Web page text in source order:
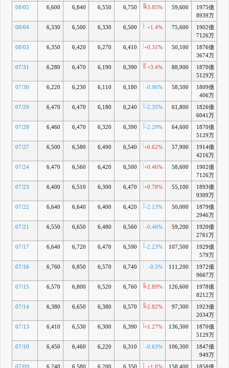
08/05 6,600 6,840 6,550 6,750 +3.85% 59,600
1975億
8939万
08/04
6,330 6,500 6,330 6,500 +1.4% 75,600
1902億
7126万
08/03 6,350 6,420 6,270 6,410 +0.31% 50,100
1876億
3674万
07/31 6,280 6,470 6,190 6,390 +3.4% 88,900
1870億
5129万
07/30 6,220 6,230 6,110 6,180 -0.96% 58,500
1809億
406万
07/29 6,470 6,470 6,180 6,240 -2.35% 61,800
1826億
6041万
07/28 6,460 6,470 6,320 6,390 -2.29% 64,600
1870億
5129万
07/27 6,500 6,580 6,490 6,540 +0.62% 57,900
1914億
4216万
07/24 6,470 6,560 6,420 6,500 +0.46% 58,600
1902億
7126万
07/23 6,400 6,510 6,300 6,470 +0.78% 55,100
1893億
9309万
07/22 6,640 6,640 6,400 6,420 -2.13% 50,000
1879億
2946万
07/21 6,550 6,650 6,480 6,560 -0.46% 59,200
1920億
2761万
07/17 6,640 6,720 6,470 6,590 -2.23% 107,500
1929億
579万
07/16 6,760 6,850 6,570 6,740 -0.3% 111,200
1972億
9667万
07/15 6,570 6,800 6,520 6,760 +2.89% 126,600
1978億
8212万
07/14 6,380 6,650 6,380 6,570 +2.82% 97,300
1923億
2034万
07/13 6,410 6,530 6,300 6,390 +1.27% 136,300
1870億
5129万
07/10 6,450 6,460 6,220 6,310 -0.63% 106,300
1847億
949万
07/09 6,240 6,580 6,200 6,350 +1.6% 158,400
1858億